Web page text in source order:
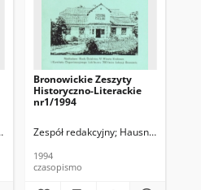
Wojciech
Bronowickie Zeszyty
Historyczno-Literackie
nr1/1994
Zespół redakcyjny Hausner,
1994
czasopismo